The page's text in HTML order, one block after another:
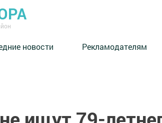
новости Рекламодателям